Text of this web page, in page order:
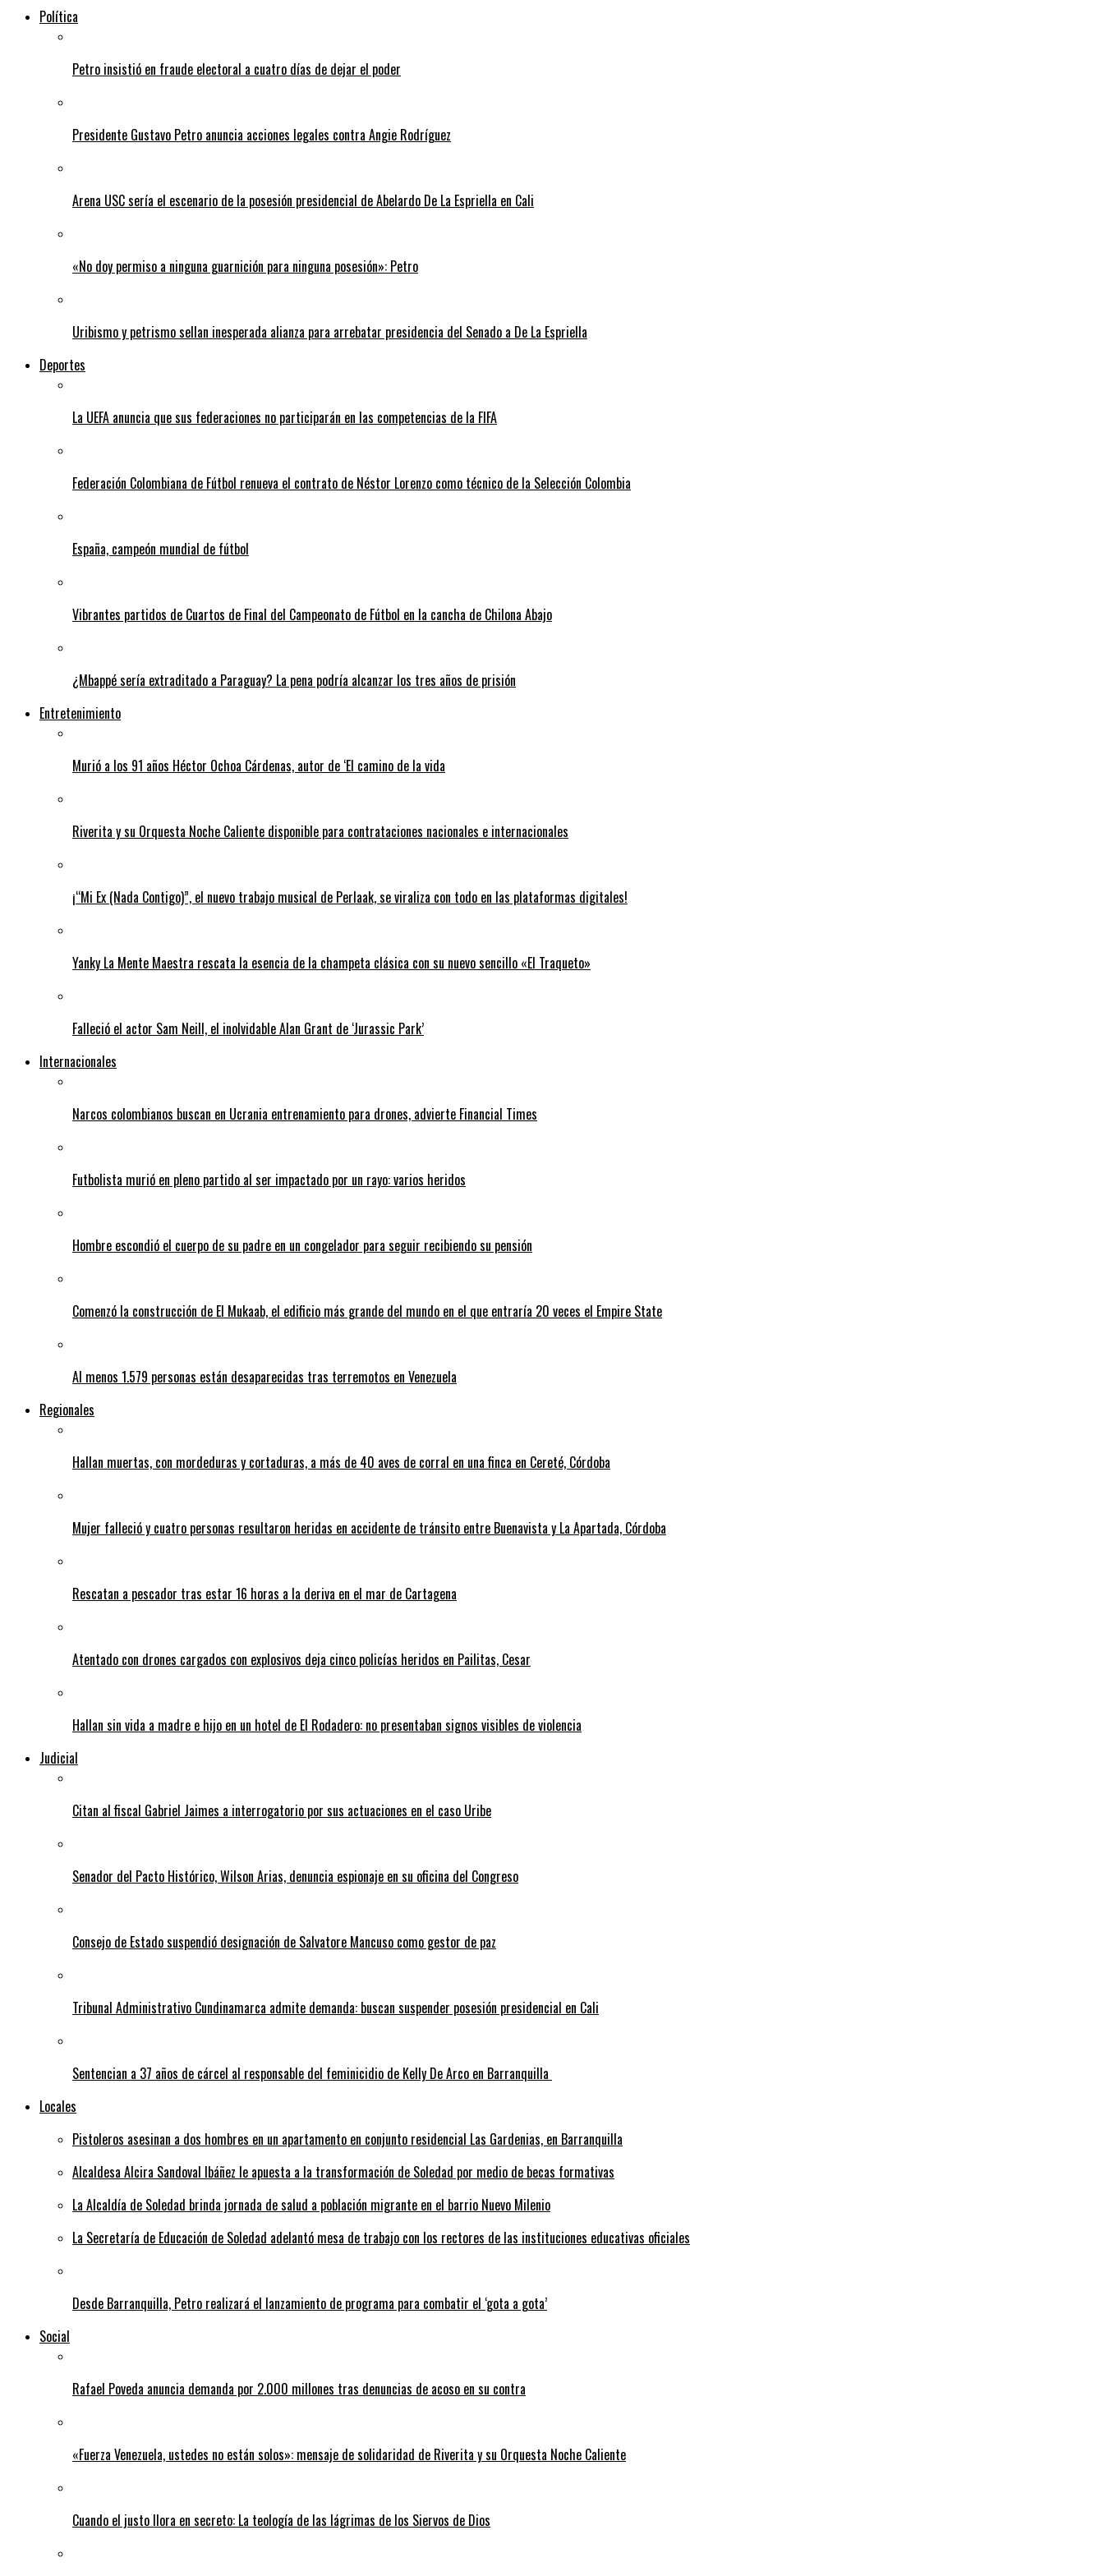
Política
Petro insistió en fraude electoral a cuatro días de dejar el poder
Presidente Gustavo Petro anuncia acciones legales contra Angie Rodríguez
Arena USC sería el escenario de la posesión presidencial de Abelardo De La Espriella en Cali
«No doy permiso a ninguna guarnición para ninguna posesión»: Petro
Uribismo y petrismo sellan inesperada alianza para arrebatar presidencia del Senado a De La Espriella
Deportes
La UEFA anuncia que sus federaciones no participarán en las competencias de la FIFA
Federación Colombiana de Fútbol renueva el contrato de Néstor Lorenzo como técnico de la Selección Colombia
España, campeón mundial de fútbol
Vibrantes partidos de Cuartos de Final del Campeonato de Fútbol en la cancha de Chilona Abajo
¿Mbappé sería extraditado a Paraguay? La pena podría alcanzar los tres años de prisión
Entretenimiento
Murió a los 91 años Héctor Ochoa Cárdenas, autor de ‘El camino de la vida
Riverita y su Orquesta Noche Caliente disponible para contrataciones nacionales e internacionales
¡“Mi Ex (Nada Contigo)”, el nuevo trabajo musical de Perlaak, se viraliza con todo en las plataformas digitales!
Yanky La Mente Maestra rescata la esencia de la champeta clásica con su nuevo sencillo «El Traqueto»
Falleció el actor Sam Neill, el inolvidable Alan Grant de ‘Jurassic Park’
Internacionales
Narcos colombianos buscan en Ucrania entrenamiento para drones, advierte Financial Times
Futbolista murió en pleno partido al ser impactado por un rayo: varios heridos
Hombre escondió el cuerpo de su padre en un congelador para seguir recibiendo su pensión
Comenzó la construcción de El Mukaab, el edificio más grande del mundo en el que entraría 20 veces el Empire State
Al menos 1.579 personas están desaparecidas tras terremotos en Venezuela
Regionales
Hallan muertas, con mordeduras y cortaduras, a más de 40 aves de corral en una finca en Cereté, Córdoba
Mujer falleció y cuatro personas resultaron heridas en accidente de tránsito entre Buenavista y La Apartada, Córdoba
Rescatan a pescador tras estar 16 horas a la deriva en el mar de Cartagena
Atentado con drones cargados con explosivos deja cinco policías heridos en Pailitas, Cesar
Hallan sin vida a madre e hijo en un hotel de El Rodadero: no presentaban signos visibles de violencia
Judicial
Citan al fiscal Gabriel Jaimes a interrogatorio por sus actuaciones en el caso Uribe
Senador del Pacto Histórico, Wilson Arias, denuncia espionaje en su oficina del Congreso
Consejo de Estado suspendió designación de Salvatore Mancuso como gestor de paz
Tribunal Administrativo Cundinamarca admite demanda: buscan suspender posesión presidencial en Cali
Sentencian a 37 años de cárcel al responsable del feminicidio de Kelly De Arco en Barranquilla
Locales
Pistoleros asesinan a dos hombres en un apartamento en conjunto residencial Las Gardenias, en Barranquilla
Alcaldesa Alcira Sandoval Ibáñez le apuesta a la transformación de Soledad por medio de becas formativas
La Alcaldía de Soledad brinda jornada de salud a población migrante en el barrio Nuevo Milenio
La Secretaría de Educación de Soledad adelantó mesa de trabajo con los rectores de las instituciones educativas oficiales
Desde Barranquilla, Petro realizará el lanzamiento de programa para combatir el ‘gota a gota’
Social
Rafael Poveda anuncia demanda por 2.000 millones tras denuncias de acoso en su contra
«Fuerza Venezuela, ustedes no están solos»: mensaje de solidaridad de Riverita y su Orquesta Noche Caliente
Cuando el justo llora en secreto: La teología de las lágrimas de los Siervos de Dios